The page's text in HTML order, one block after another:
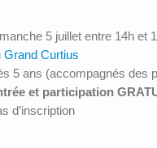
5 juillet entre 14h et
Grand Curtius
5 ans (accompagnés des
et participation
d’inscription